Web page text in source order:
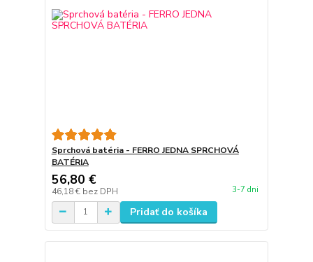
Sprchová batéria - FERRO JEDNA SPRCHOVÁ
BATÉRIA
56,80 €
46,18 € bez DPH 3-7 dni
Pridať do košíka